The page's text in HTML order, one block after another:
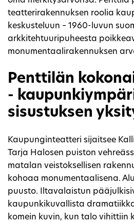
teatterirakennuksen roolia
keskusteluun – 1960-luvun
arkkitehtuuripuheesta
monumentaalirakennuksen
Penttilän
-
sisustuksen
Kaupunginteatteri sijaitsee
Tarja Halosen puiston
matalan veistoksellisen
kohoaa monumentaalisena.
puusto. Iltavalaistun
kaupunkikuvallista
komein kuvin, kun talo vihittiin